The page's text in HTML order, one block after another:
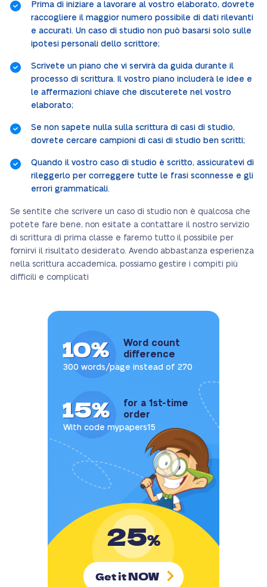
Prima di iniziare a lavorare al vostro elaborato, dovrete
raccogliere il maggior numero possibile di dati rilevanti
e accurati. Un caso di studio non può basarsi solo sulle
ipotesi personali dello scrittore;
Scrivete un piano che vi servirà da guida durante il
processo di scrittura. Il vostro piano includerà le idee e
le affermazioni chiave che discuterete nel vostro
elaborato;
Se non sapete nulla sulla scrittura di casi di studio,
dovrete cercare campioni di casi di studio ben scritti;
Quando il vostro caso di studio è scritto, assicuratevi di
rileggerlo per correggere tutte le frasi sconnesse e gli
errori grammaticali.
Se sentite che scrivere un caso di studio non è qualcosa che
potete fare bene, non esitate a contattare il nostro servizio
di scrittura di prima classe e faremo tutto il possibile per
fornirvi il risultato desiderato. Avendo abbastanza esperienza
nella scrittura accademica, possiamo gestire i compiti più
difficili e complicati
10%
Word count
difference
300 words/page instead of 270
15%
for a 1st-time
order
With code mypapers15
25%
Get itNOW